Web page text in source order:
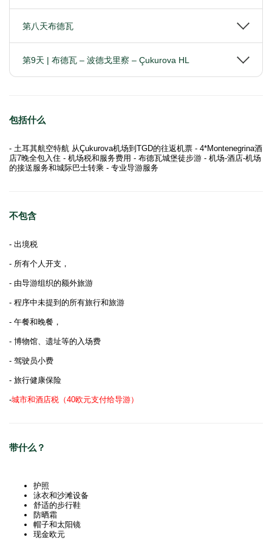
第八天布德瓦
第9天 | 布德瓦 – 波德戈里察 – Çukurova HL
包括什么
- 土耳其航空特航 从Çukurova机场到TGD的往返机票 - 4*Montenegrina酒
店7晚全包入住 - 机场税和服务费用 - 布德瓦城堡徒步游 - 机场-酒店-机场
的接送服务和城际巴士转乘 - 专业导游服务
不包含
- 出境税
- 所有个人开支，
- 由导游组织的额外旅游
- 程序中未提到的所有旅行和旅游
- 午餐和晚餐，
- 博物馆、遗址等的入场费
- 驾驶员小费
- 旅行健康保险
-城市和酒店税（40欧元支付给导游）
带什么？
护照
泳衣和沙滩设备
舒适的步行鞋
防晒霜
帽子和太阳镜
现金欧元